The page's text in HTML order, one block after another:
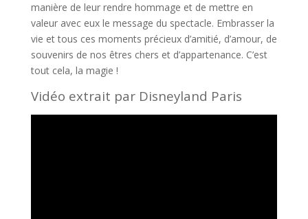
manière de leur rendre hommage et de mettre en
valeur avec eux le message du spectacle. Embrasser la
vie et tous ces moments précieux d’amitié, d’amour, de
souvenirs de nos êtres chers et d’appartenance. C’est
tout cela, la magie !
Vidéo extrait par Disneyland Paris